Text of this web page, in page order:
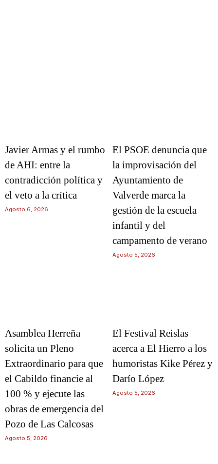
Javier Armas y el rumbo
de AHI: entre la
contradicción política y
el veto a la crítica
Agosto 6, 2026
El PSOE denuncia que
la improvisación del
Ayuntamiento de
Valverde marca la
gestión de la escuela
infantil y del
campamento de verano
Agosto 5, 2026
Asamblea Herreña
solicita un Pleno
Extraordinario para que
el Cabildo financie al
100 % y ejecute las
obras de emergencia del
Pozo de Las Calcosas
Agosto 5, 2026
El Festival Reislas
acerca a El Hierro a los
humoristas Kike Pérez y
Darío López
Agosto 5, 2026